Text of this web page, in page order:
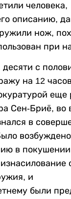
человека,
описанию,
нож,
при
с
на 12
еще
Сен-Бриё, во
в
в
и
были